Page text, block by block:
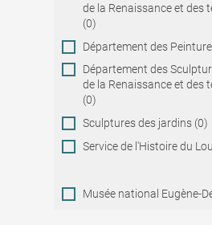
de la Renaissance et des
(0)
Département des
Département des
de la Renaissance et des
(0)
Sculptures des jardins (0)
Service de l'Histoire du
Musée national Eugène-